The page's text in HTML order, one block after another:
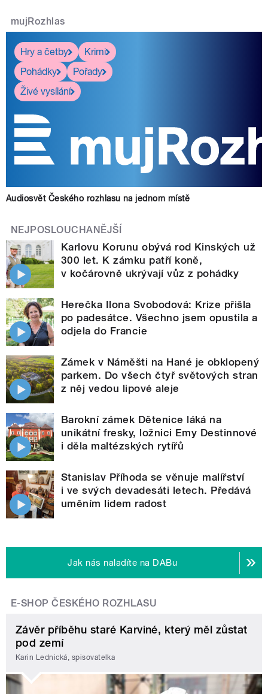
mujRozhlas
Hry a četby
Krimi
Pohádky
Pořady
Živé vysílání
Audiosvět Českého rozhlasu na jednom místě
NEJPOSLOUCHANĚJŠÍ
Karlovu Korunu obývá rod Kinských už
300 let. K zámku patří koně,
v kočárovně ukrývají vůz z pohádky
Herečka Ilona Svobodová: Krize přišla
po padesátce. Všechno jsem opustila a
odjela do Francie
Zámek v Náměšti na Hané je obklopený
parkem. Do všech čtyř světových stran
z něj vedou lipové aleje
Barokní zámek Dětenice láká na
unikátní fresky, ložnici Emy Destinnové
i děla maltézských rytířů
Stanislav Příhoda se věnuje malířství
i ve svých devadesáti letech. Předává
uměním lidem radost
Jak nás naladíte na DABu
E-SHOP ČESKÉHO ROZHLASU
Závěr příběhu staré Karviné, který měl zůstat
pod zemí
Karin Lednická, spisovatelka